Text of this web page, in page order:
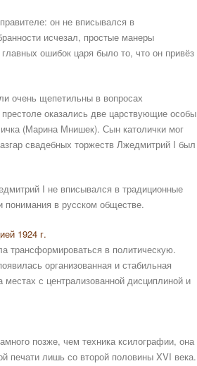
он не вписывался в
исчезал, простые манеры
ошибок царя было то, что он привёз
очень щепетильны в вопросах
оказались две царствующие особы
(Марина Мнишек). Сын католички мог
свадебных торжеств Лжедмитрий I был
I не вписывался в традиционные
понимания в русском обществе.
1924 г.
трансформироваться в политическую.
организованная и стабильная
с централизованной дисциплиной и
позже, чем техника ксилографии, она
печати лишь со второй половины XVI века.